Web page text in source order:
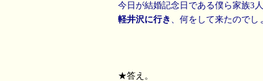
今日が結婚記念日である僕ら家族3
軽井沢に行き
、何をして来たのでし
★答え。